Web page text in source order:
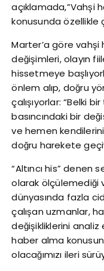
açıklamada,”Vahşi
konusunda özellikle
Marter’a göre vahşi
değişimleri, olayın
hissetmeye
önlem alıp, doğru
çalışıyorlar: “Belki
basıncındaki bir
ve hemen
doğru harekete
“Altıncı his” denen
olarak ölçülemediği
dünyasında fazla
çalışan uzmanlar,
değişikliklerini
haber alma
olacağımızı ileri